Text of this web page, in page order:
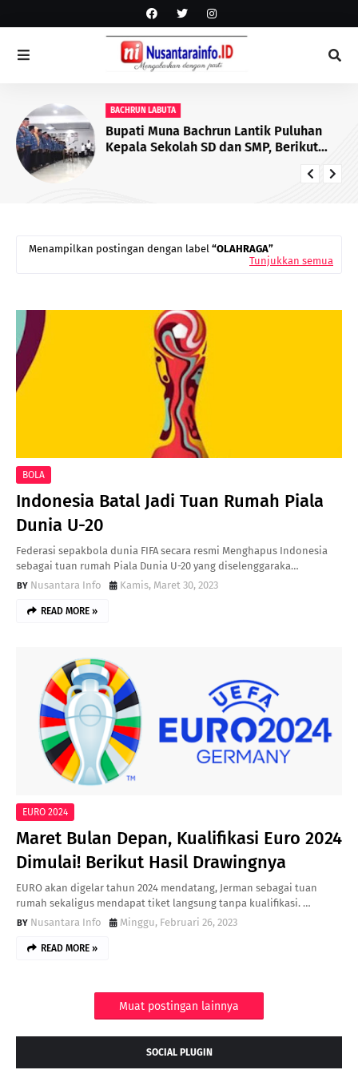
BACHRUN LABUTA
Bupati Muna Bachrun Lantik Puluhan
Kepala Sekolah SD dan SMP, Berikut
Menampilkan postingan dengan label OLAHRAGA
Tunjukkan semua
BOLA
Indonesia Batal Jadi Tuan Rumah Piala
Dunia U-20
Federasi sepakbola dunia FIFA secara resmi Menghapus Indonesia
sebagai tuan rumah Piala Dunia U-20 yang diselenggaraka…
Nusantara Info
Kamis, Maret 30, 2023
READ MORE »
EURO 2024
Maret Bulan Depan, Kualifikasi Euro 2024
Dimulai! Berikut Hasil Drawingnya
EURO akan digelar tahun 2024 mendatang, Jerman sebagai tuan
rumah sekaligus mendapat tiket langsung tanpa kualifikasi. …
Nusantara Info
Minggu, Februari 26, 2023
READ MORE »
Muat postingan lainnya
SOCIAL PLUGIN